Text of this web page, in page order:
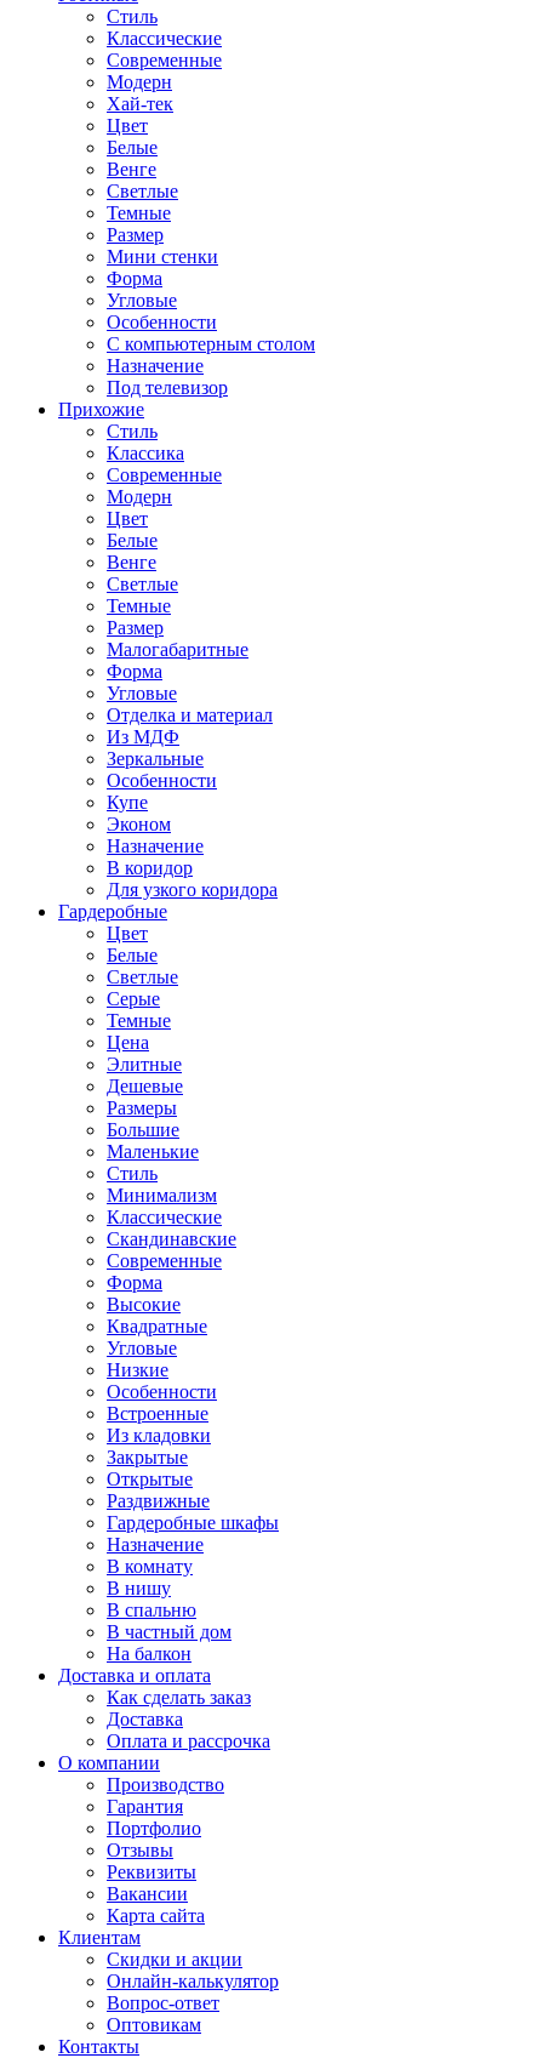
Стиль
Классические
Современные
Модерн
Хай-тек
Цвет
Белые
Венге
Светлые
Темные
Размер
Мини стенки
Форма
Угловые
Особенности
С компьютерным столом
Назначение
Под телевизор
Прихожие
Стиль
Классика
Современные
Модерн
Цвет
Белые
Венге
Светлые
Темные
Размер
Малогабаритные
Форма
Угловые
Отделка и материал
Из МДФ
Зеркальные
Особенности
Купе
Эконом
Назначение
В коридор
Для узкого коридора
Гардеробные
Цвет
Белые
Светлые
Серые
Темные
Цена
Элитные
Дешевые
Размеры
Большие
Маленькие
Стиль
Минимализм
Классические
Скандинавские
Современные
Форма
Высокие
Квадратные
Угловые
Низкие
Особенности
Встроенные
Из кладовки
Закрытые
Открытые
Раздвижные
Гардеробные шкафы
Назначение
В комнату
В нишу
В спальню
В частный дом
На балкон
Доставка и оплата
Как сделать заказ
Доставка
Оплата и рассрочка
О компании
Производство
Гарантия
Портфолио
Отзывы
Реквизиты
Вакансии
Карта сайта
Клиентам
Скидки и акции
Онлайн-калькулятор
Вопрос-ответ
Оптовикам
Контакты